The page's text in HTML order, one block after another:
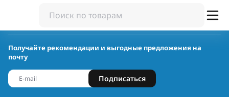
Получайте рекомендации и выгодные предложения на
почту
Подписаться